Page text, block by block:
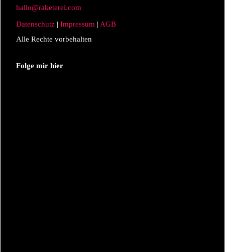
hallo@raketerei.com
Datenschutz | Impressum | AGB
Alle Rechte vorbehalten
Folge mir hier